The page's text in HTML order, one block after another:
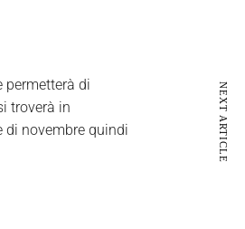
permetterà di
troverà in
di novembre quindi
NEXT ARTICLE